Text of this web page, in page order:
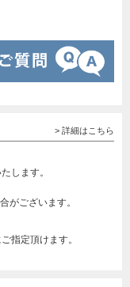
> 詳細はこちら
します。
がございます。
指定頂けます。